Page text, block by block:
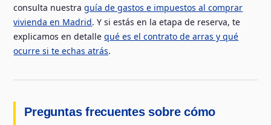
consulta nuestraguía de gastos e impuestos al comprar
vivienda en Madrid. Y si estás en la etapa de reserva, te
explicamos en detallequé es el contrato de arras y qué
ocurre si te echas atrás.
Preguntas frecuentes sobre cómo